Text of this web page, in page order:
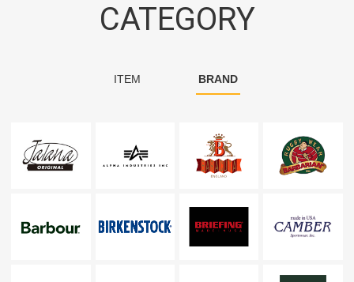
CATEGORY
ITEM BRAND